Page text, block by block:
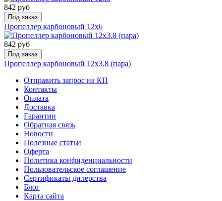
842 руб
Под заказ
Пропеллер карбоновый 12x6
842 руб
Под заказ
Пропеллер карбоновый 12x3.8 (пара)
Отправить запрос на КП
Контакты
Оплата
Доставка
Гарантии
Обратная связь
Новости
Полезные статьи
Оферта
Политика конфиденциальности
Пользовательское соглашение
Сертификаты дилерства
Блог
Карта сайта